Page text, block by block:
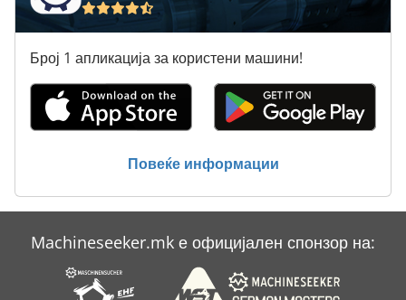
Graziano Sag 20
Graziano Sag 210
Haeberle
Makino A 77
Makino Mc 86
Агол Круг Машина
Број 1 апликација за користени машини!
Повеќе информации
Machineseeker.mk е официјален спонзор на: